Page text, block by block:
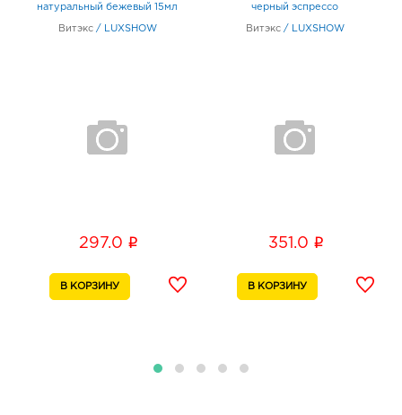
Воронеж Южный Полюс: 367.0 руб.
394006, Воронежская обл, г Воронеж, ул 20-летия
Октября, д. 90
Воронеж Аксиома: 367.0 руб.
натуральный бежевый 15мл
Витэкс / LUXSHOW
297.0 i
черный эспрессо
Витэкс / LUXSHOW
351.0 i